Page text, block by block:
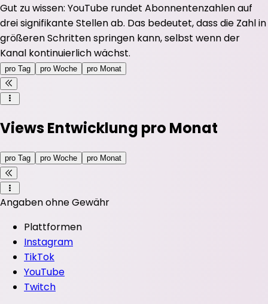
Gut zu wissen: YouTube rundet Abonnentenzahlen auf
drei signifikante Stellen ab. Das bedeutet, dass die Zahl in
größeren Schritten springen kann, selbst wenn der
Kanal kontinuierlich wächst.
pro Tag pro Woche pro Monat
Views Entwicklung pro Monat
pro Tag pro Woche pro Monat
Angaben ohne Gewähr
Plattformen
Instagram
TikTok
YouTube
Twitch